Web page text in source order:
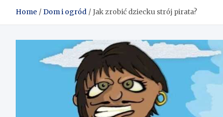
Home Dom i ogród Jak zrobić dziecku strój pirata?